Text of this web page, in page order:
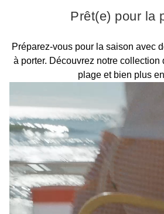
Prêt(e) pour la
Préparez-vous pour la saison avec
à porter. Découvrez notre collection
plage et bien plus